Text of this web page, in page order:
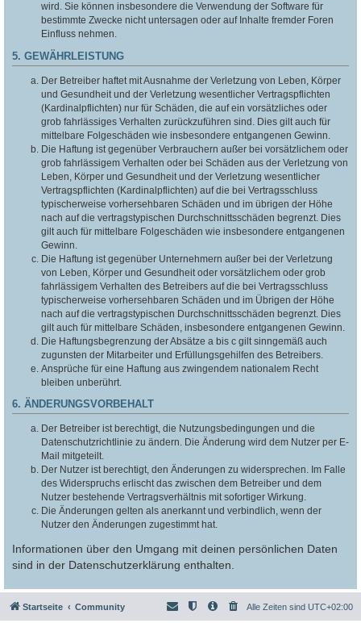
wird. Sie können insbesondere die Verwendung der Software für
bestimmte Zwecke nicht untersagen oder auf Inhalte fremder Foren
Einfluss nehmen.
5. GEWÄHRLEISTUNG
Der Betreiber haftet mit Ausnahme der Verletzung von Leben, Körper
und Gesundheit und der Verletzung wesentlicher Vertragspflichten
(Kardinalpflichten) nur für Schäden, die auf ein vorsätzliches oder
grob fahrlässiges Verhalten zurückzuführen sind. Dies gilt auch für
mittelbare Folgeschäden wie insbesondere entgangenen Gewinn.
Die Haftung ist gegenüber Verbrauchern außer bei vorsätzlichem oder
grob fahrlässigem Verhalten oder bei Schäden aus der Verletzung von
Leben, Körper und Gesundheit und der Verletzung wesentlicher
Vertragspflichten (Kardinalpflichten) auf die bei Vertragsschluss
typischerweise vorhersehbaren Schäden und im übrigen der Höhe
nach auf die vertragstypischen Durchschnittsschäden begrenzt. Dies
gilt auch für mittelbare Folgeschäden wie insbesondere entgangenen
Gewinn.
Die Haftung ist gegenüber Unternehmern außer bei der Verletzung
von Leben, Körper und Gesundheit oder vorsätzlichem oder grob
fahrlässigem Verhalten des Betreibers auf die bei Vertragsschluss
typischerweise vorhersehbaren Schäden und im Übrigen der Höhe
nach auf die vertragstypischen Durchschnittsschäden begrenzt. Dies
gilt auch für mittelbare Schäden, insbesondere entgangenen Gewinn.
Die Haftungsbegrenzung der Absätze a bis c gilt sinngemäß auch
zugunsten der Mitarbeiter und Erfüllungsgehilfen des Betreibers.
Ansprüche für eine Haftung aus zwingendem nationalem Recht
bleiben unberührt.
6. ÄNDERUNGSVORBEHALT
Der Betreiber ist berechtigt, die Nutzungsbedingungen und die
Datenschutzrichtlinie zu ändern. Die Änderung wird dem Nutzer per E-
Mail mitgeteilt.
Der Nutzer ist berechtigt, den Änderungen zu widersprechen. Im Falle
des Widerspruchs erlischt das zwischen dem Betreiber und dem
Nutzer bestehende Vertragsverhältnis mit sofortiger Wirkung.
Die Änderungen gelten als anerkannt und verbindlich, wenn der
Nutzer den Änderungen zugestimmt hat.
Informationen über den Umgang mit deinen persönlichen Daten
sind in der Datenschutzerklärung enthalten.
Startseite Community Alle Zeiten sind UTC+02:00